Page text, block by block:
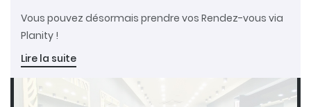
Vous pouvez désormais prendre vos Rendez-vous via
Planity !
Lire la suite